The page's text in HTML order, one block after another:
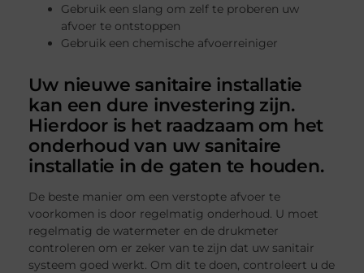
Gebruik een slang om zelf te proberen uw
afvoer te ontstoppen
Gebruik een chemische afvoerreiniger
Uw nieuwe sanitaire installatie
kan een dure investering zijn.
Hierdoor is het raadzaam om het
onderhoud van uw sanitaire
installatie in de gaten te houden.
De beste manier om een verstopte afvoer te
voorkomen is door regelmatig onderhoud. U moet
regelmatig de watermeter en de drukmeter
controleren om er zeker van te zijn dat uw sanitair
systeem goed werkt. Om dit te doen, controleert u de